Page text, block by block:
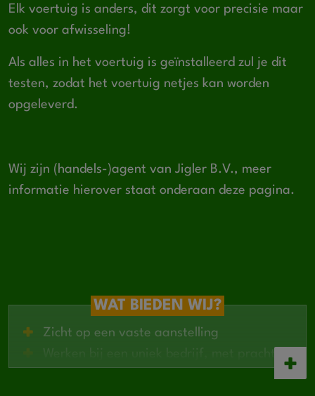
Elk voertuig is anders, dit zorgt voor precisie maar
ook voor afwisseling!
Als alles in het voertuig is geïnstalleerd zul je dit
testen, zodat het voertuig netjes kan worden
opgeleverd.
Wij zijn (handels-)agent van Jigler B.V., meer
informatie hierover staat onderaan deze pagina.
WAT BIEDEN WIJ?
Zicht op een vaste aanstelling